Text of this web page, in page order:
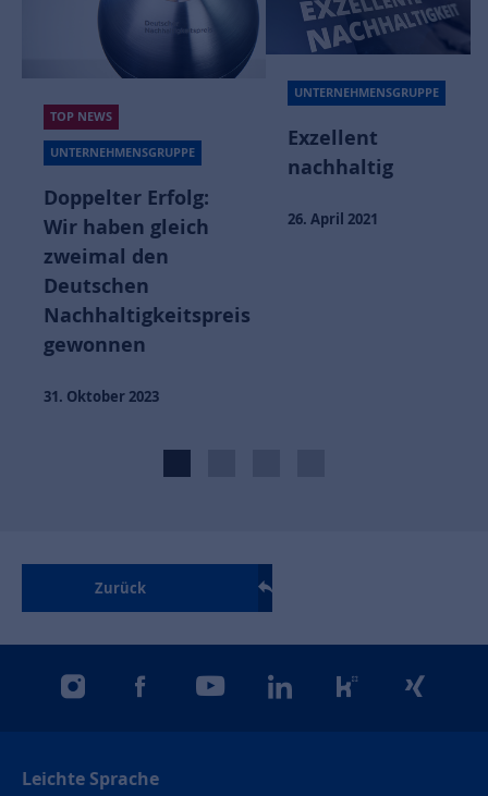
Erfolg:
gleich
den
2023
UNTERNEHMENSGRUPPE
Exzellent
nachhaltig
26. April 2021
Zurück
instagramfacebookyoutubelinkedinkununuxing
Leichte Sprache